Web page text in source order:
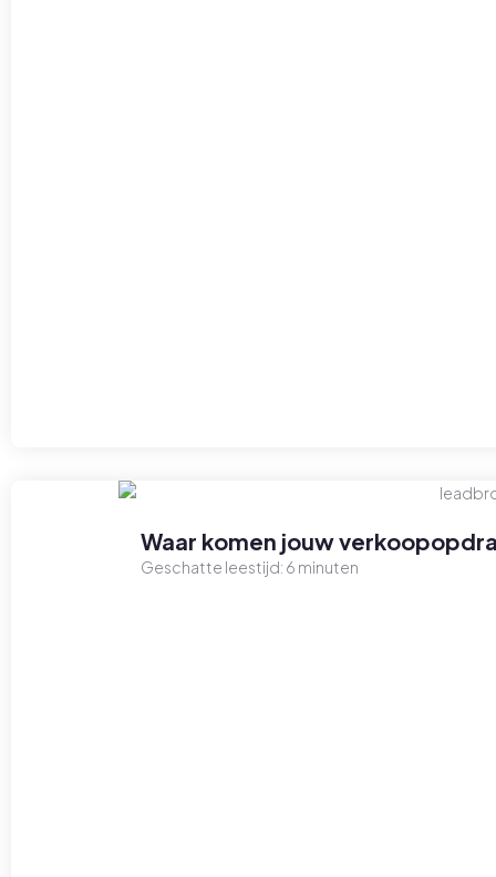
Waar komen jouw
Geschatte leestijd: 6 minuten